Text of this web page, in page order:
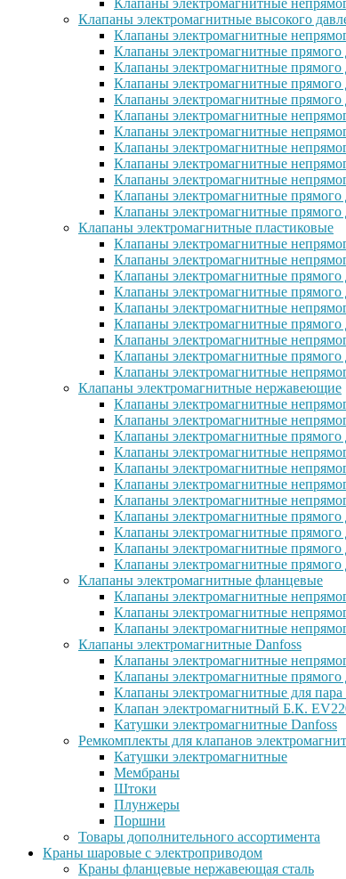
Клапаны электромагнитные
Клапаны электромагнитные высокого
Клапаны электромагнитные
Клапаны электромагнитные
Клапаны электромагнитные прямого
Клапаны электромагнитные
Клапаны электромагнитные
Клапаны электромагнитные
Клапаны электромагнитные
Клапаны электромагнитные
Клапаны электромагнитные
Клапаны электромагнитные
Клапаны электромагнитные прямого
Клапаны электромагнитные
Клапаны электромагнитные пластиковые
Клапаны электромагнитные
Клапаны электромагнитные
Клапаны электромагнитные прямого
Клапаны электромагнитные
Клапаны электромагнитные
Клапаны электромагнитные прямого
Клапаны электромагнитные
Клапаны электромагнитные прямого
Клапаны электромагнитные
Клапаны электромагнитные нержавеющие
Клапаны электромагнитные
Клапаны электромагнитные
Клапаны электромагнитные
Клапаны электромагнитные
Клапаны электромагнитные
Клапаны электромагнитные
Клапаны электромагнитные
Клапаны электромагнитные
Клапаны электромагнитные
Клапаны электромагнитные
Клапаны электромагнитные
Клапаны электромагнитные фланцевые
Клапаны электромагнитные
Клапаны электромагнитные
Клапаны электромагнитные
Клапаны электромагнитные Danfoss
Клапаны электромагнитные
Клапаны электромагнитные
Клапаны электромагнитные для
Клапан электромагнитный Б.К.
Катушки электромагнитные Danfoss
Ремкомплекты для клапанов
Катушки электромагнитные
Мембраны
Штоки
Плунжеры
Поршни
Товары дополнительного ассортимента
Краны шаровые с электроприводом
Краны фланцевые нержавеющая сталь